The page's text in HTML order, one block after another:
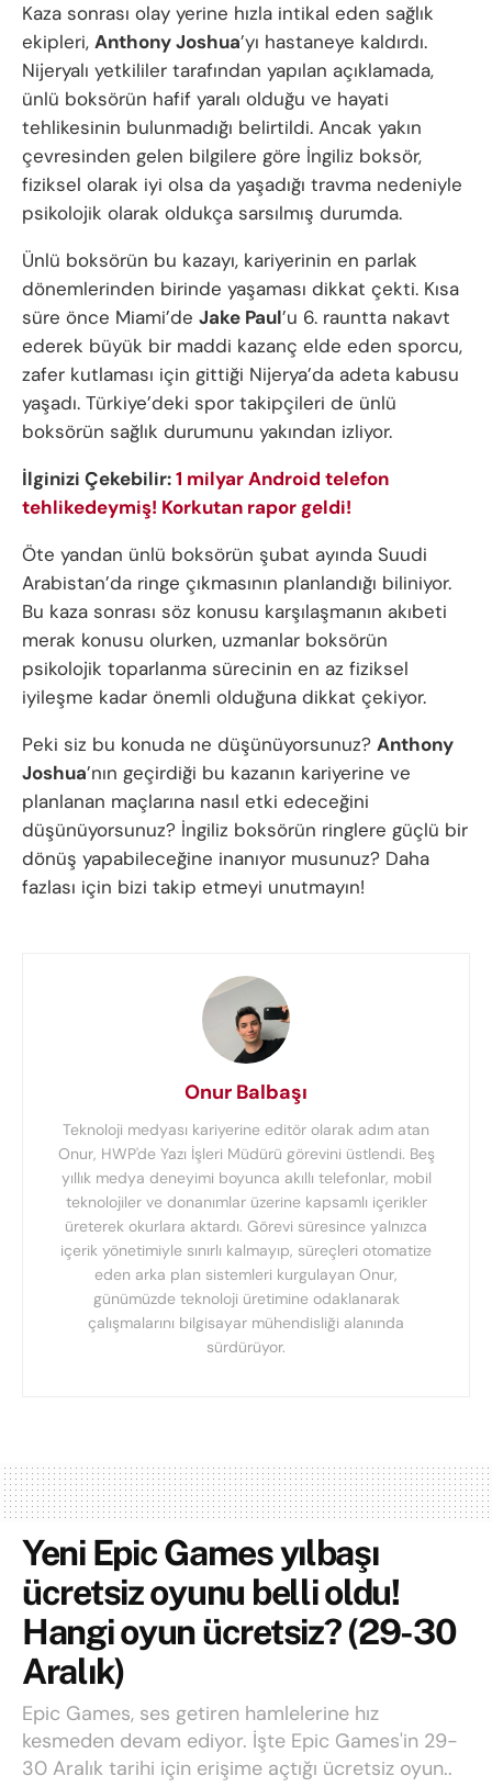
Kaza sonrası olay yerine hızla intikal eden sağlık
ekipleri, Anthony Joshua’yı hastaneye kaldırdı.
Nijeryalı yetkililer tarafından yapılan açıklamada,
ünlü boksörün hafif yaralı olduğu ve hayati
tehlikesinin bulunmadığı belirtildi. Ancak yakın
çevresinden gelen bilgilere göre İngiliz boksör,
fiziksel olarak iyi olsa da yaşadığı travma nedeniyle
psikolojik olarak oldukça sarsılmış durumda.
Ünlü boksörün bu kazayı, kariyerinin en parlak
dönemlerinden birinde yaşaması dikkat çekti. Kısa
süre önce Miami’de Jake Paul’u 6. rauntta nakavt
ederek büyük bir maddi kazanç elde eden sporcu,
zafer kutlaması için gittiği Nijerya’da adeta kabusu
yaşadı. Türkiye’deki spor takipçileri de ünlü
boksörün sağlık durumunu yakından izliyor.
İlginizi Çekebilir:1 milyar Android telefon
tehlikedeymiş! Korkutan rapor geldi!
Öte yandan ünlü boksörün şubat ayında Suudi
Arabistan’da ringe çıkmasının planlandığı biliniyor.
Bu kaza sonrası söz konusu karşılaşmanın akıbeti
merak konusu olurken, uzmanlar boksörün
psikolojik toparlanma sürecinin en az fiziksel
iyileşme kadar önemli olduğuna dikkat çekiyor.
Peki siz bu konuda ne düşünüyorsunuz? Anthony
Joshua’nın geçirdiği bu kazanın kariyerine ve
planlanan maçlarına nasıl etki edeceğini
düşünüyorsunuz? İngiliz boksörün ringlere güçlü bir
dönüş yapabileceğine inanıyor musunuz? Daha
fazlası için bizi takip etmeyi unutmayın!
Onur Balbaşı
Teknoloji medyası kariyerine editör olarak adım atan
Onur, HWP'de Yazı İşleri Müdürü görevini üstlendi. Beş
yıllık medya deneyimi boyunca akıllı telefonlar, mobil
teknolojiler ve donanımlar üzerine kapsamlı içerikler
üreterek okurlara aktardı. Görevi süresince yalnızca
içerik yönetimiyle sınırlı kalmayıp, süreçleri otomatize
eden arka plan sistemleri kurgulayan Onur,
günümüzde teknoloji üretimine odaklanarak
çalışmalarını bilgisayar mühendisliği alanında
sürdürüyor.
Yeni Epic Games yılbaşı
ücretsiz oyunu belli oldu!
Hangi oyun ücretsiz? (29-30
Aralık)
Epic Games, ses getiren hamlelerine hız
kesmeden devam ediyor. İşte Epic Games'in 29-
30 Aralık tarihi için erişime açtığı ücretsiz oyun..